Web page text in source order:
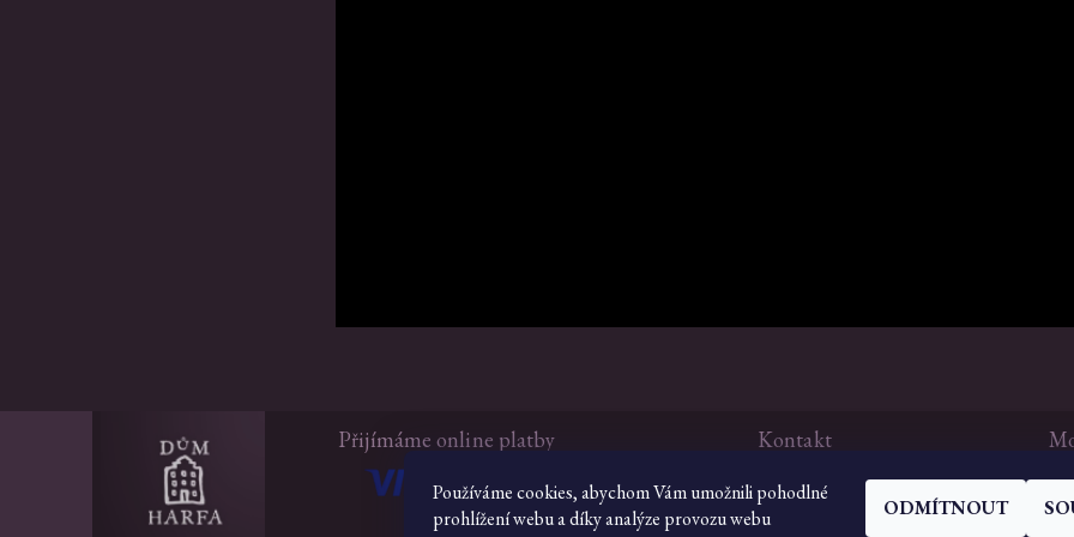
Přijímáme online platby Kontakt
dumharfa.cz
284 842 121
Používáme cookies, abychom Vám umožnili pohodlné
prohlížení webu a díky analýze provozu webu
ODMÍTNOUT